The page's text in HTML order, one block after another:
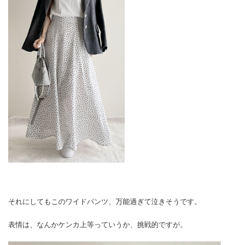
それにしてもこのワイドパンツ、万能過ぎて泣きそうです。
表情は、なんかケンカ上等っていうか、挑戦的ですが。